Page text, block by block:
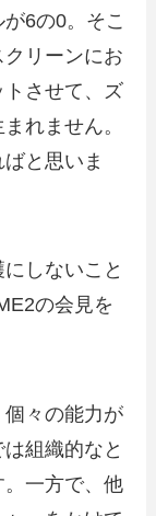
6の0。そこ
リーンにお
させて、ズ
れません。
と思いま
しないこと
の会見を
個々の能力が
組織的なと
一方で、他